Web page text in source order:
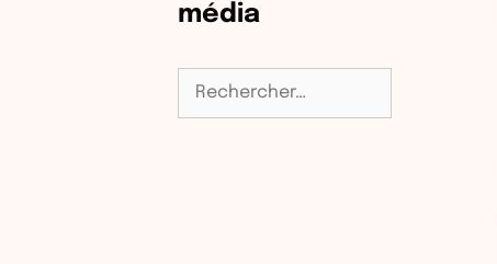
média
Rechercher :